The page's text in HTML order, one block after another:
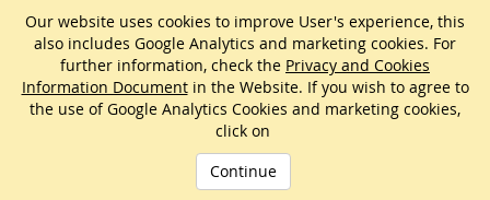
Our website uses cookies to improve User's experience, this
also includes Google Analytics and marketing cookies. For
further information, check the Privacy and Cookies
Information Documentin the Website. If you wish to agree to
the use of Google Analytics Cookies and marketing cookies,
click on
Continue